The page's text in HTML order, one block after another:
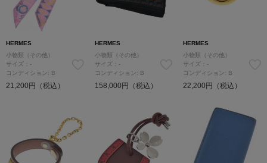
HERMES
小物類（その他）
サイズ：-
コンディション: B
21,200円（税込）
HERMES
小物類（その他）
サイズ：-
コンディション: B
158,000円（税込）
HERMES
小物類（その他）
サイズ：-
コンディション: B
22,200円（税込）